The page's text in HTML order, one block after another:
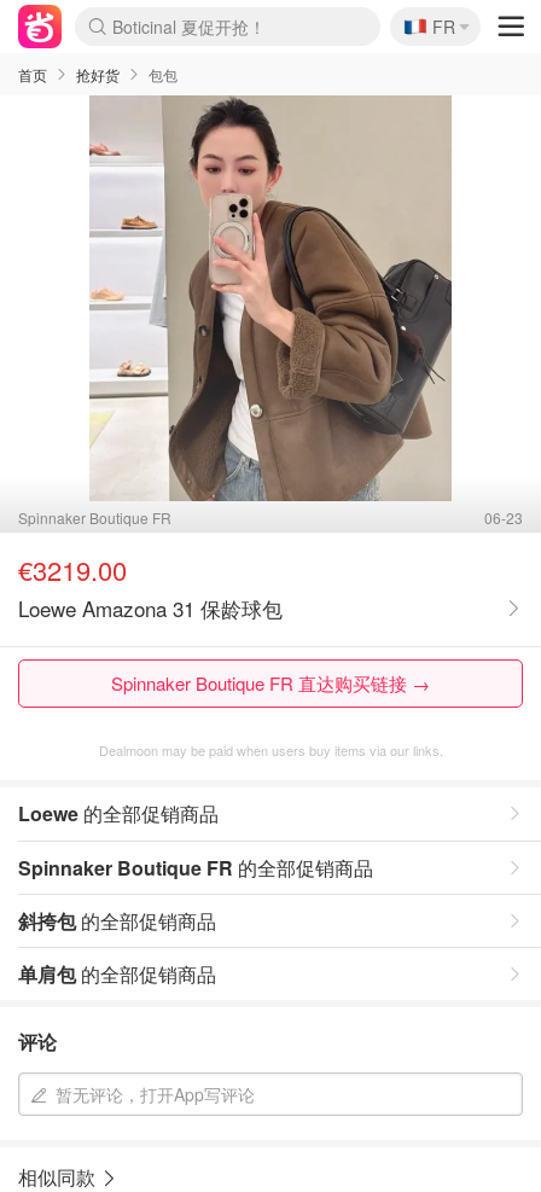
还没结束！&OtherStories大促
Joybuy变相75折 随时失效
速领！Stanley独家85折
疑似霸哥！Camper额外叠85折
Zalando 奥莱闪促！每日更新
Moncler反季囤！5折起+叠9折
Coach Brooklyn仅€192
🇫🇷
FR
首页 抢好货 包包
Spinnaker Boutique FR 06-23
€3219.00
Loewe Amazona 31 保龄球包
Spinnaker Boutique FR 直达购买链接 →
Dealmoon may be paid when users buy items via our links.
Loewe 的全部促销商品
Spinnaker Boutique FR 的全部促销商品
斜挎包的全部促销商品
单肩包的全部促销商品
评论
暂无评论，打开App写评论
相似同款